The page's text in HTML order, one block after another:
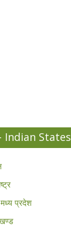
Indian States
प्रदेश